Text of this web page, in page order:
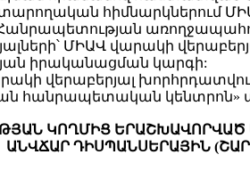
հիմնարկներում
ՄԻԱՎ վարակի
իրականացման կարգի:
վերաբերյալ
հանրապետական կենտրոն»
ԿՈՂՄԻՑ
ԱՆՎՃԱՐ ԴԻՍՊԱՆՍԵՐԱՅԻՆ